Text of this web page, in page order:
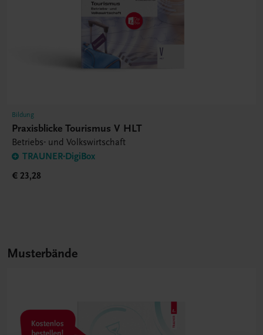
Bildung
Praxisblicke Tourismus V HLT
Betriebs- und Volkswirtschaft
TRAUNER-DigiBox
€ 23,28
Musterbände